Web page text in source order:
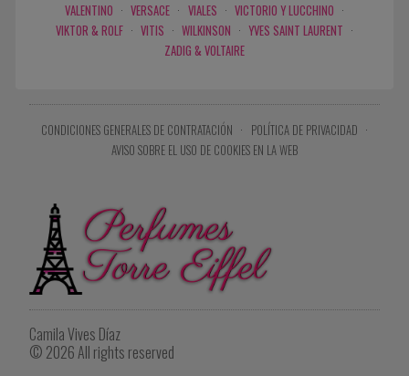
VALENTINO · VERSACE · VIALES · VICTORIO Y LUCCHINO ·
VIKTOR & ROLF · VITIS · WILKINSON · YVES SAINT LAURENT ·
ZADIG & VOLTAIRE
CONDICIONES GENERALES DE CONTRATACIÓN · POLÍTICA DE PRIVACIDAD ·
AVISO SOBRE EL USO DE COOKIES EN LA WEB
Camila Vives Díaz
© 2026 All rights reserved